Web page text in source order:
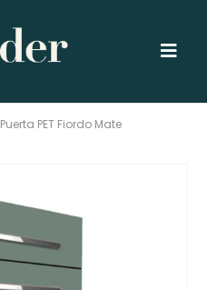
Puerta PET Fiordo Mate